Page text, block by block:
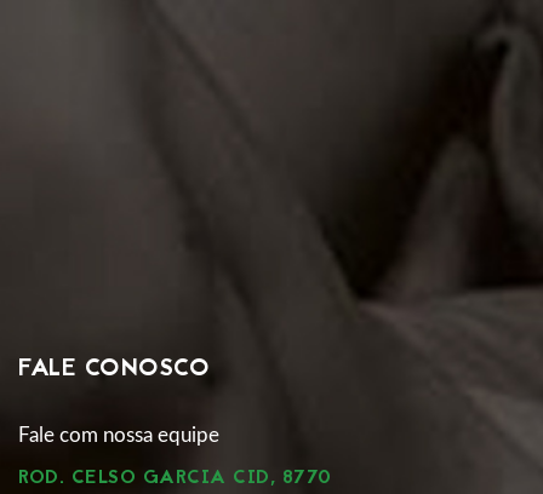
FALE CONOSCO
Fale com nossa equipe
ROD. CELSO GARCIA CID, 8770